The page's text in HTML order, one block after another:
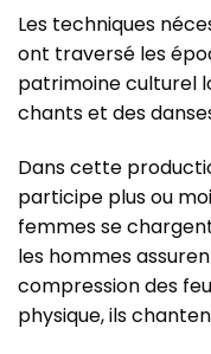
Les techniques
ont traversé les
patrimoine culturel
chants et des
Dans cette
participe plus ou
femmes se
les hommes
compression des
physique, ils